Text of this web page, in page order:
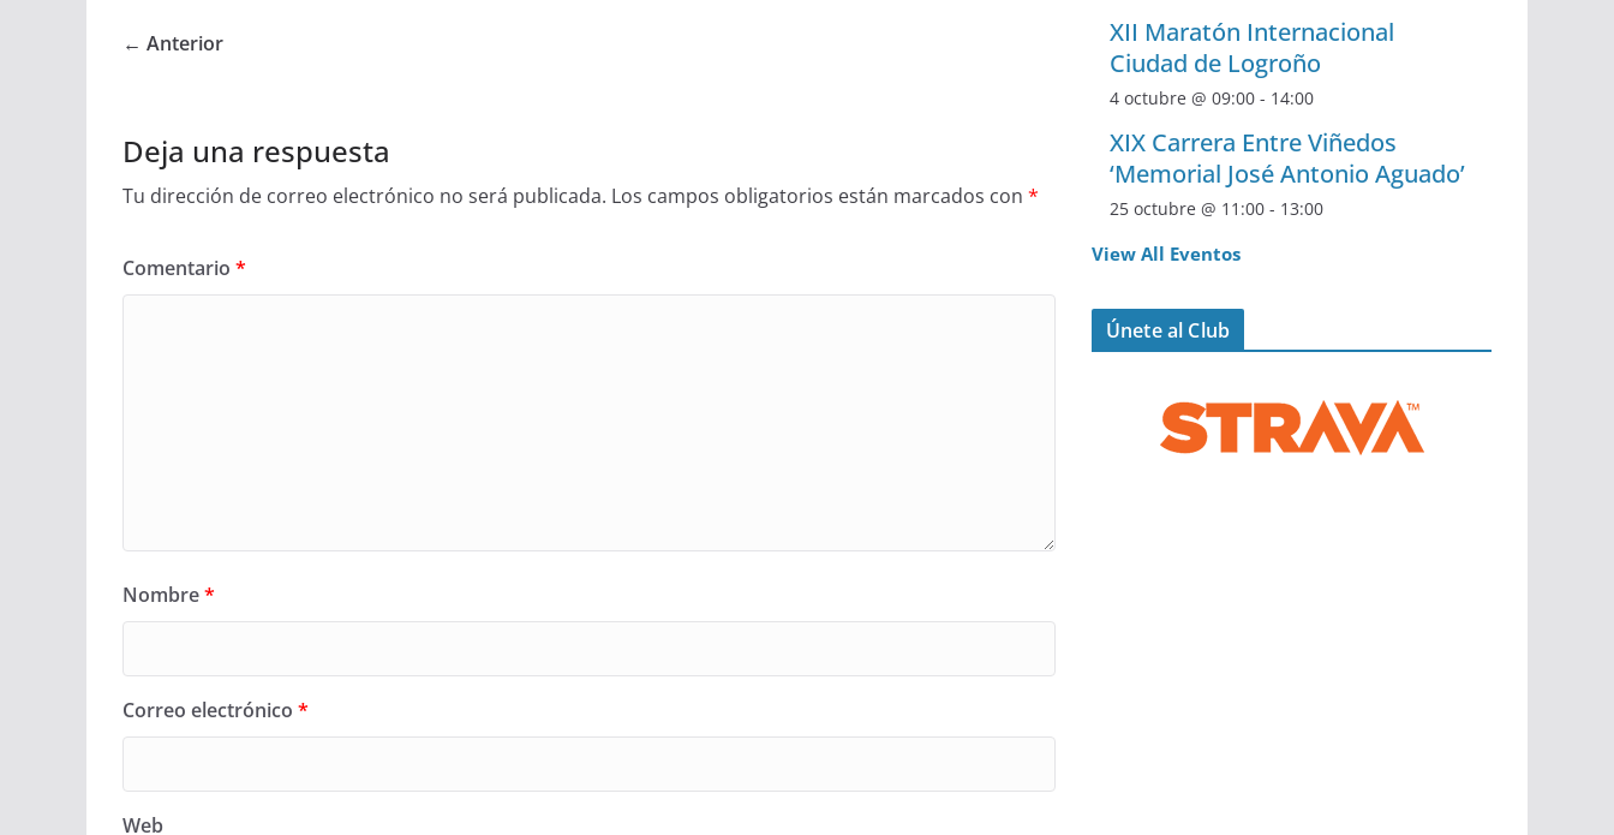
← Anterior
Deja una respuesta
Tu dirección de correo electrónico no será publicada. Los campos obligatorios están marcados con *
Comentario *
Nombre*
Correo electrónico *
Web
XII Maratón Internacional
Ciudad de Logroño
4 octubre @ 09:00 - 14:00
XIX Carrera Entre Viñedos
‘Memorial José Antonio Aguado’
25 octubre @ 11:00 - 13:00
View All Eventos
Únete al Club